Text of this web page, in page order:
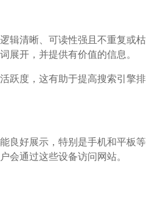
辑清晰、可读性强且不重复或枯
展开，并提供有价值的信息。
跃度，这有助于提高搜索引擎排
良好展示，特别是手机和平板等
会通过这些设备访问网站。